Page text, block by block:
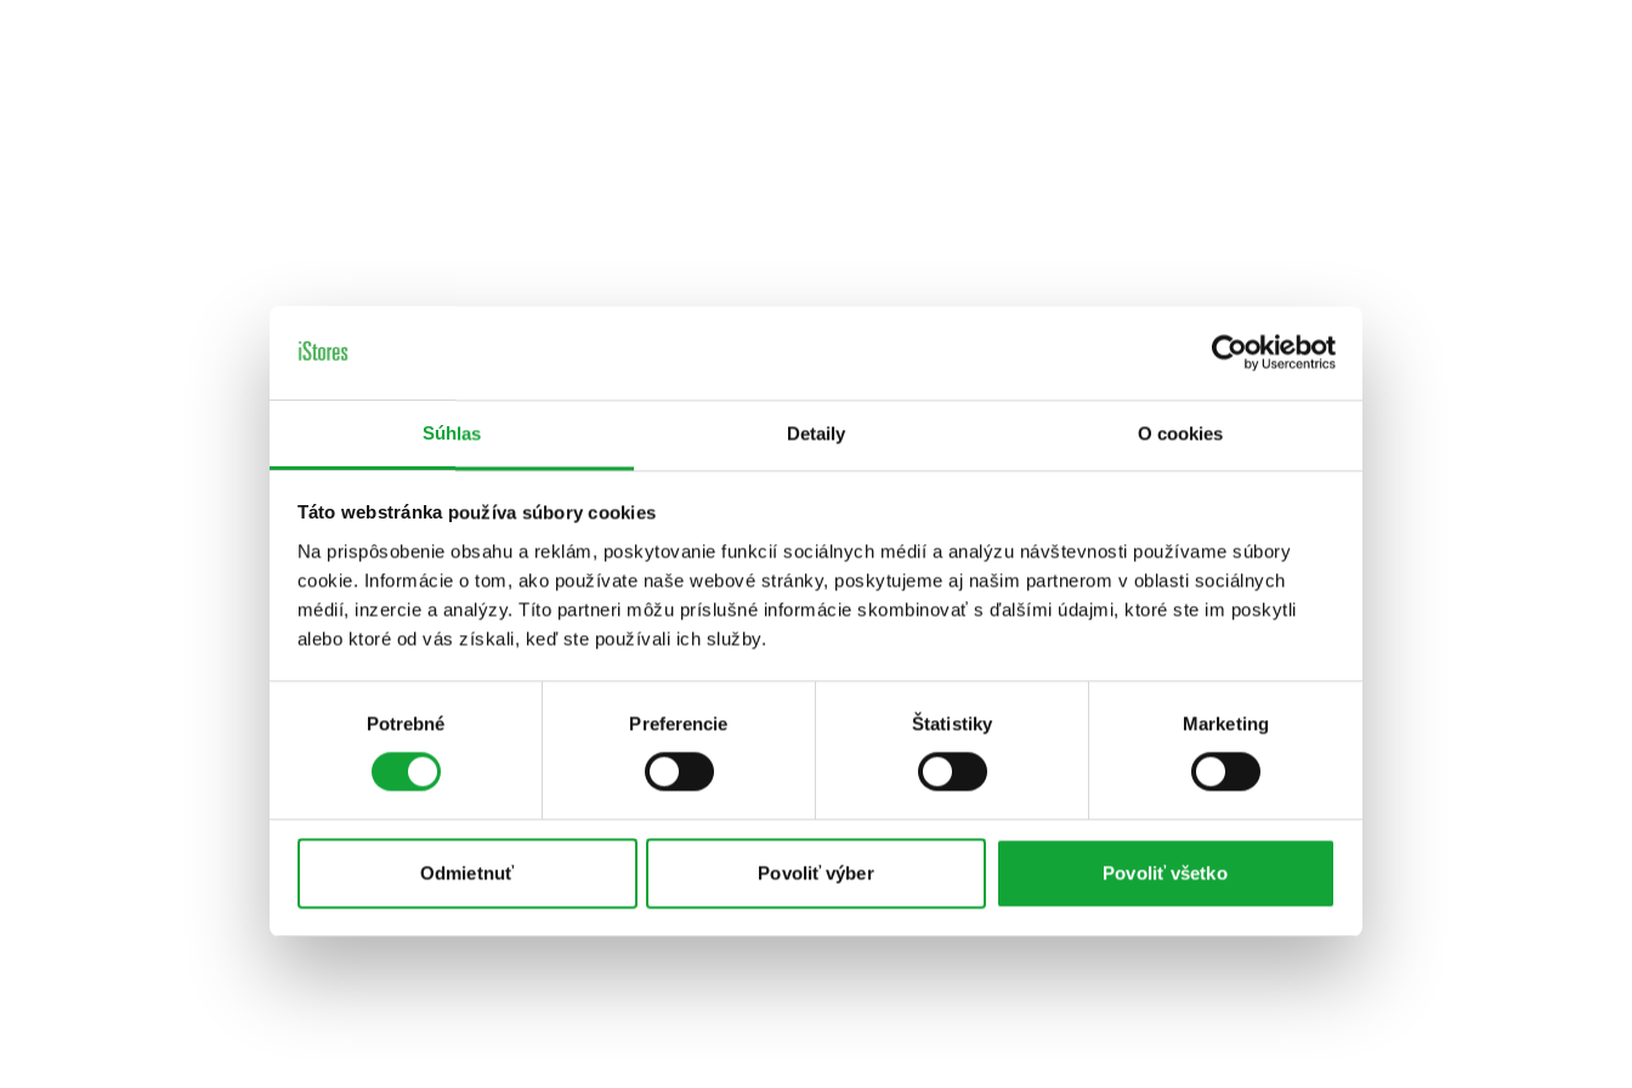
Súhlas Detaily O cookies
Táto webstránka používa súbory cookies
Na prispôsobenie obsahu a reklám, poskytovanie funkcií sociálnych médií a analýzu návštevnosti používame súbory
cookie. Informácie o tom, ako používate naše webové stránky, poskytujeme aj našim partnerom v oblasti sociálnych
médií, inzercie a analýzy. Títo partneri môžu príslušné informácie skombinovať s ďalšími údajmi, ktoré ste im poskytli
alebo ktoré od vás získali, keď ste používali ich služby.
Potrebné Preferencie Štatistiky Marketing
Odmietnuť Povoliť výber Povoliť všetko